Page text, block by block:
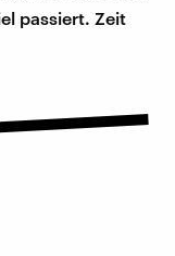
passiert. Zeit